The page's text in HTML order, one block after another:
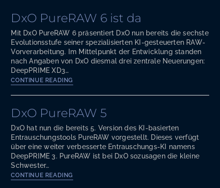
DxO PureRAW 6 ist da
Mit DxO PureRAW 6 präsentiert DxO nun bereits die sechste
Evolutionsstufe seiner spezialisierten KI-gesteuerten RAW-
Vorverarbeitung. Im Mittelpunkt der Entwicklung standen
nach Angaben von DxO diesmal drei zentrale Neuerungen:
DeepPRIME XD3…
CONTINUE READING
6
ist da
DxO PureRAW 5
DxO hat nun die bereits 5. Version des KI-basierten
Entrauschungstools PureRAW vorgestellt. Dieses verfügt
über eine weiter verbesserte Entrauschungs-KI namens
DeepPRIME 3. PureRAW ist bei DxO sozusagen die kleine
Schwester…
CONTINUE READING